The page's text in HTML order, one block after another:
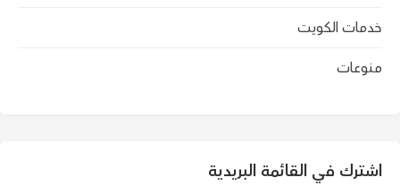
خدمات الكويت
منوعات
اشترك في القائمة البريدية